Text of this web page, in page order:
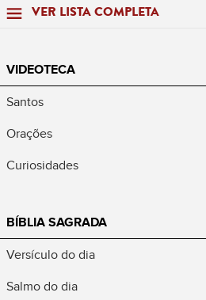
VER LISTA COMPLETA
VIDEOTECA
Santos
Orações
Curiosidades
BÍBLIA SAGRADA
Versículo do dia
Salmo do dia